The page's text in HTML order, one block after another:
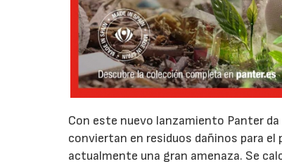
Con este nuevo lanzamiento Panter
conviertan en residuos dañinos para
actualmente una gran amenaza. Se